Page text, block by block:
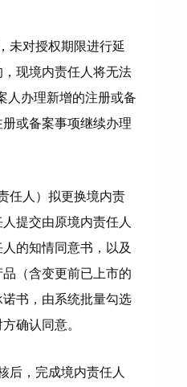
未对授权期限进行延
现境内责任人将无法
人办理新增的注册或备
或备案事项继续办理
任人）拟更换境内责
提交由原境内责任人
的知情同意书，以及
（含变更前已上市的
书，由系统批量勾选
确认同意。
后，完成境内责任人